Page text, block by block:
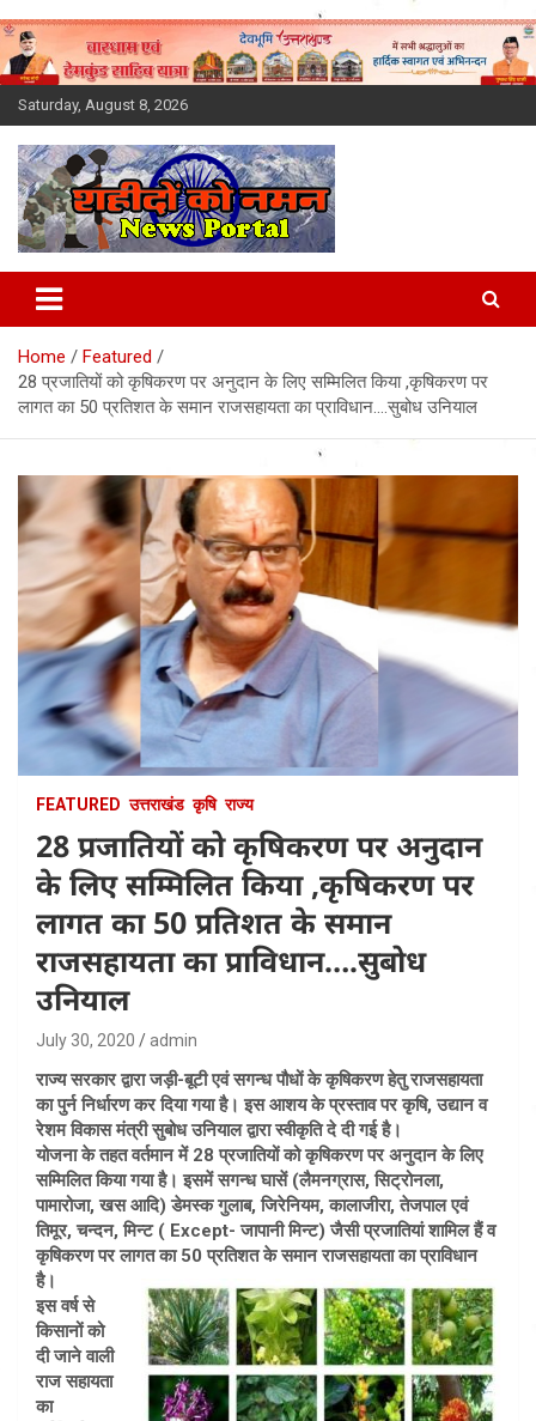
Skip
to
content
Saturday, August 8, 2026
Latest News Today, Breaking
News, Uttarakhand News in
Hindi
Home
Featured
28 प्रजातियों को कृषिकरण पर अनुदान के लिए सम्मिलित किया ,कृषिकरण पर
लागत का 50 प्रतिशत के समान राजसहायता का प्राविधान….सुबोध उनियाल
FEATURED उत्तराखंड कृषि राज्य
28 प्रजातियों को कृषिकरण पर अनुदान
के लिए सम्मिलित किया ,कृषिकरण पर
लागत का 50 प्रतिशत के समान
राजसहायता का प्राविधान….सुबोध
उनियाल
July 30, 2020 admin
राज्य सरकार द्वारा जड़ी-बूटी एवं सगन्ध पौधों के कृषिकरण हेतु राजसहायता
का पुर्न निर्धारण कर दिया गया है। इस आशय के प्रस्ताव पर कृषि, उद्यान व
रेशम विकास मंत्री सुबोध उनियाल द्वारा स्वीकृति दे दी गई है।
योजना के तहत वर्तमान में 28 प्रजातियों को कृषिकरण पर अनुदान के लिए
सम्मिलित किया गया है। इसमें सगन्ध घासें (लैमनग्रास, सिट्रोनला,
पामारोजा, खस आदि) डेमस्क गुलाब, जिरेनियम, कालाजीरा, तेजपाल एवं
तिमूर, चन्दन, मिन्ट ( Except- जापानी मिन्ट) जैसी प्रजातियां शामिल हैं व
कृषिकरण पर लागत का 50 प्रतिशत के समान राजसहायता का प्राविधान
है।
इस वर्ष से
किसानों को
दी जाने वाली
राज सहायता
का